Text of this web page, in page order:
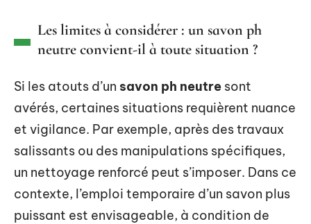
Les limites à considérer : un savon ph
neutre convient-il à toute situation ?
Si les atouts d’un savon ph neutre sont
avérés, certaines situations requièrent nuance
et vigilance. Par exemple, après des travaux
salissants ou des manipulations spécifiques,
un nettoyage renforcé peut s’imposer. Dans ce
contexte, l’emploi temporaire d’un savon plus
puissant est envisageable, à condition de